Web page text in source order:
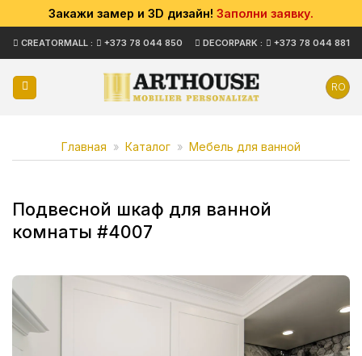
Закажи замер и 3D дизайн! Заполни заявку.
CREATORMALL : +373 78 044 850 DECORPARK : +373 78 044 881
RO
Главная » Каталог » Мебель для ванной
Подвесной шкаф для ванной
комнаты #4007